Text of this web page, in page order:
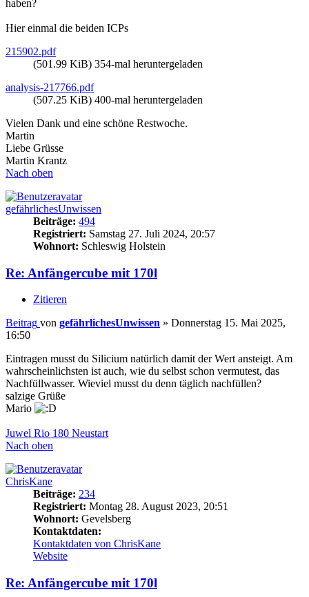
haben?
Hier einmal die beiden ICPs
215902.pdf
(501.99 KiB) 354-mal heruntergeladen
analysis-217766.pdf
(507.25 KiB) 400-mal heruntergeladen
Vielen Dank und eine schöne Restwoche.
Martin
Liebe Grüsse
Martin Krantz
Nach oben
gefährlichesUnwissen
Beiträge: 494
Registriert: Samstag 27. Juli 2024, 20:57
Wohnort: Schleswig Holstein
Re: Anfängercube mit 170l
Zitieren
Beitrag von gefährlichesUnwissen » Donnerstag 15. Mai 2025,
16:50
Eintragen musst du Silicium natürlich damit der Wert ansteigt. Am
wahrscheinlichsten ist auch, wie du selbst schon vermutest, das
Nachfüllwasser. Wieviel musst du denn täglich nachfüllen?
salzige Grüße
Mario
Juwel Rio 180 Neustart
Nach oben
ChrisKane
Beiträge: 234
Registriert: Montag 28. August 2023, 20:51
Wohnort: Gevelsberg
Kontaktdaten:
Kontaktdaten von ChrisKane
Website
Re: Anfängercube mit 170l